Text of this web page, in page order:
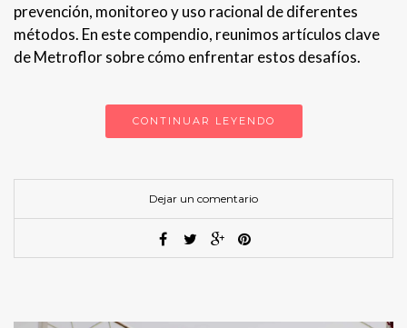
prevención, monitoreo y uso racional de diferentes
métodos. En este compendio, reunimos artículos clave
de Metroflor sobre cómo enfrentar estos desafíos.
CONTINUAR LEYENDO
Dejar un comentario